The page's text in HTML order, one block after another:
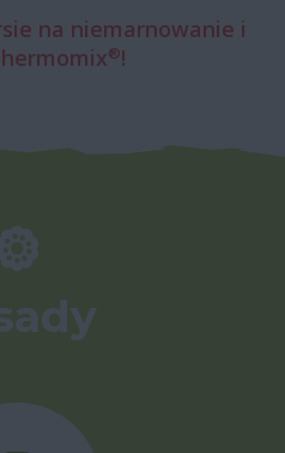
na niemarnowanie i
®!